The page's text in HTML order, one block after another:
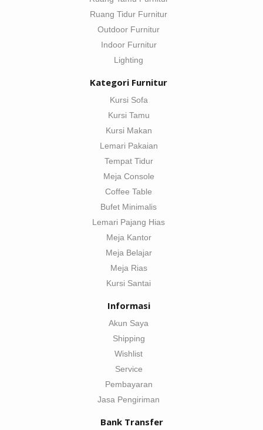
Ruang Tidur Furnitur
Outdoor Furnitur
Indoor Furnitur
Lighting
Kategori Furnitur
Kursi Sofa
Kursi Tamu
Kursi Makan
Lemari Pakaian
Tempat Tidur
Meja Console
Coffee Table
Bufet Minimalis
Lemari Pajang Hias
Meja Kantor
Meja Belajar
Meja Rias
Kursi Santai
Informasi
Akun Saya
Shipping
Wishlist
Service
Pembayaran
Jasa Pengiriman
Bank Transfer